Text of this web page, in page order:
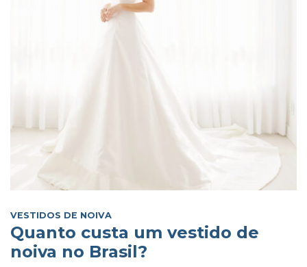
VESTIDOS DE NOIVA
Quanto custa um vestido de
noiva no Brasil?